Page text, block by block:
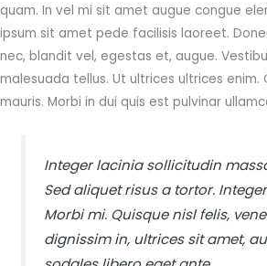
quam. In vel mi sit amet augue congue
ipsum sit amet pede facilisis laoreet.
nec, blandit vel, egestas et, augue.
malesuada tellus. Ut ultrices ultrices
mauris. Morbi in dui quis est pulvinar
Integer lacinia sollicitudin
Sed aliquet risus a tortor.
Morbi mi. Quisque nisl felis,
dignissim in, ultrices sit amet,